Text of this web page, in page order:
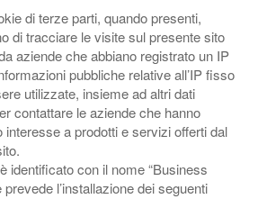
di terze parti, quando presenti,
di tracciare le visite sul presente sito
aziende che abbiano registrato un IP
pubbliche relative all’IP fisso
utilizzate, insieme ad altri dati
contattare le aziende che hanno
interesse a prodotti e servizi offerti dal
identificato con il nome “Business
prevede l’installazione dei seguenti